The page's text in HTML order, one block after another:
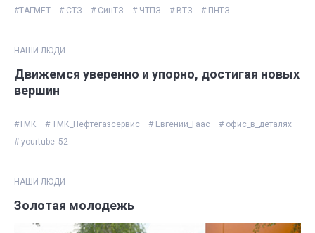
#ТАГМЕТ # СТЗ # СинТЗ # ЧТПЗ # ВТЗ # ПНТЗ
НАШИ ЛЮДИ
Движемся уверенно и упорно, достигая новых
вершин
#ТМК # ТМК_Нефтегазсервис # Евгений_Гаас
# офис_в_деталях
# yourtube_52
НАШИ ЛЮДИ
Золотая молодежь